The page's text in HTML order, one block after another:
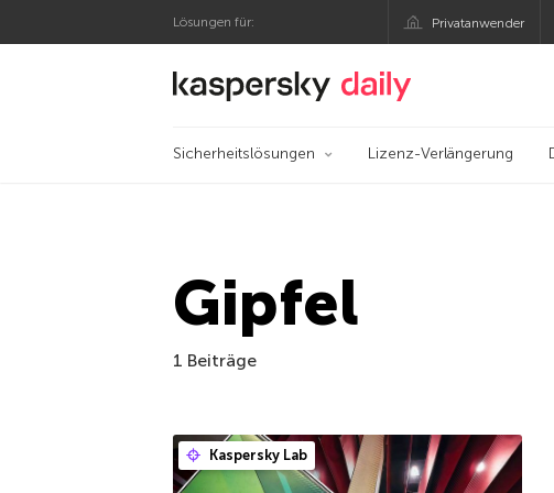
Lösungen für: Privatanwender
Offizieller Blog von
Sicherheitslösungen Lizenz-Verlängerung
Gipfel
1 Beiträge
Kaspersky Lab